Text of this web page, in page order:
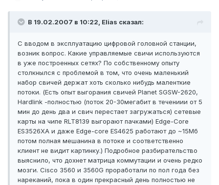
В 19.02.2007 в 10:22, Elias сказал:
С вводом в эксплуатацию цифровой головной станции,
возник вопрос. Какие управляемые свичи используются
в уже построенных сетях? По собственному опыту
столкнылся с проблемой в том, что очень маленький
набор свичей держат хоть сколько нибудь маленткие
потоки. (Есть опыт выгорания свичей Planet SGSW-2620,
Hardlink -полностью (поток 20-30мегабит в течениии от 5
мин до день два и свич перестает загружаться) сетевые
карты на чипе RLT8139 выгорают пачками) Edge-Core
ES3526XA и даже Edge-core ES4625 работают до ~15Мб
потом полная мешанина в потоке и соответственно
клиент не видит картинку.) Подробное разбирательство
выяснило, что дохнет матрица коммутации и очень редко
мозги. Cisco 3560 и 3560G проработали по пол года без
нареканий, пока в один прекрасный день полностью не